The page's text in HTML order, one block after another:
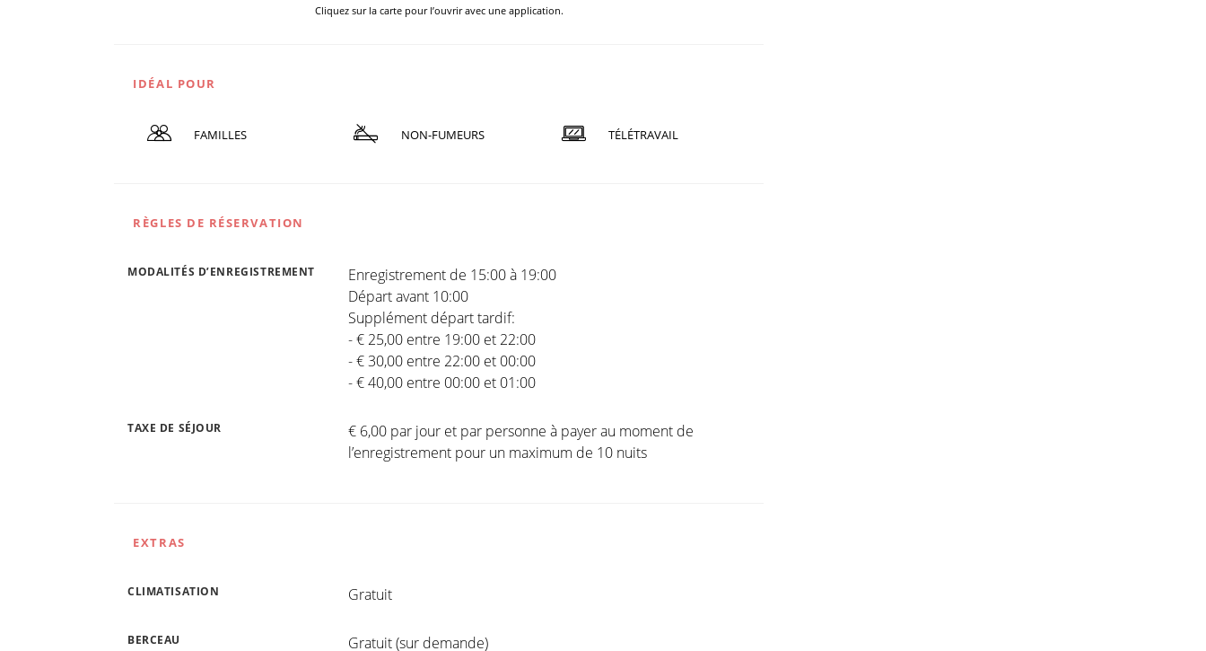
Cliquez sur la carte pour l’ouvrir avec une application.
IDÉAL POUR
FAMILLES NON-FUMEURS TÉLÉTRAVAIL
RÈGLES DE RÉSERVATION
MODALITÉS D’ENREGISTREMENT
Enregistrement de 15:00 à 19:00
Départ avant 10:00
Supplément départ tardif:
- € 25,00 entre 19:00 et 22:00
- € 30,00 entre 22:00 et 00:00
- € 40,00 entre 00:00 et 01:00
TAXE DE SÉJOUR
€ 6,00 par jour et par personne à payer au moment de
l’enregistrement pour un maximum de 10 nuits
EXTRAS
CLIMATISATION Gratuit
BERCEAU Gratuit (sur demande)